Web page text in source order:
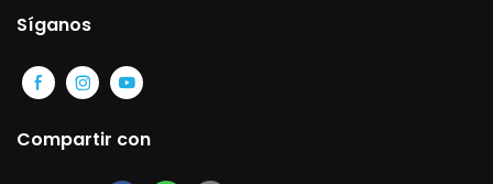
Síganos
Compartir con